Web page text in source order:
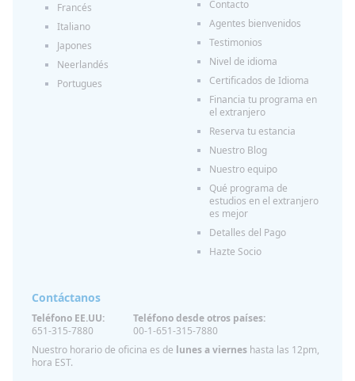
Francés
Italiano
Japones
Neerlandés
Portugues
Contacto
Agentes bienvenidos
Testimonios
Nivel de idioma
Certificados de Idioma
Financia tu programa en
el extranjero
Reserva tu estancia
Nuestro Blog
Nuestro equipo
Qué programa de
estudios en el extranjero
es mejor
Detalles del Pago
Hazte Socio
Contáctanos
Teléfono EE.UU:
651-315-7880
Teléfono desde otros países:
00-1-651-315-7880
Nuestro horario de oficina es de lunes a viernes hasta las 12pm,
hora EST.